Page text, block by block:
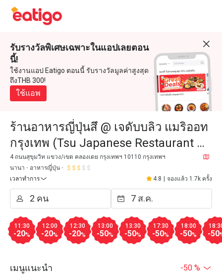
รับรางวัลพิเศษเฉพาะในแอปเลยตอน
นี้!
ใช้งานแอป Eatigo ตอนนี้ รับรางวัลมูลค่าสูงสุด
ถึงTHB 300!
ใช้แอพ
ร้านอาหารญี่ปุ่นสึ @ เจดับบลิว แมริออท
กรุงเทพ (Tsu Japanese Restaurant @
JW Marriott Bangkok)
4 ถนนสุขุมวิท แขวง/เขต คลองเตย กรุงเทพฯ 10110 กรุงเทพฯ
นานา
อาหารญี่ปุ่น
เวลาทำการ
4.8 จองแล้ว 1.7k ครั้ง
11:30
-20%
12:00
-20%
12:30
-20%
13:00
-50%
13:30
-50%
17:30
-50%
18:00
-50% -50
เมนูแนะนำ -50 %